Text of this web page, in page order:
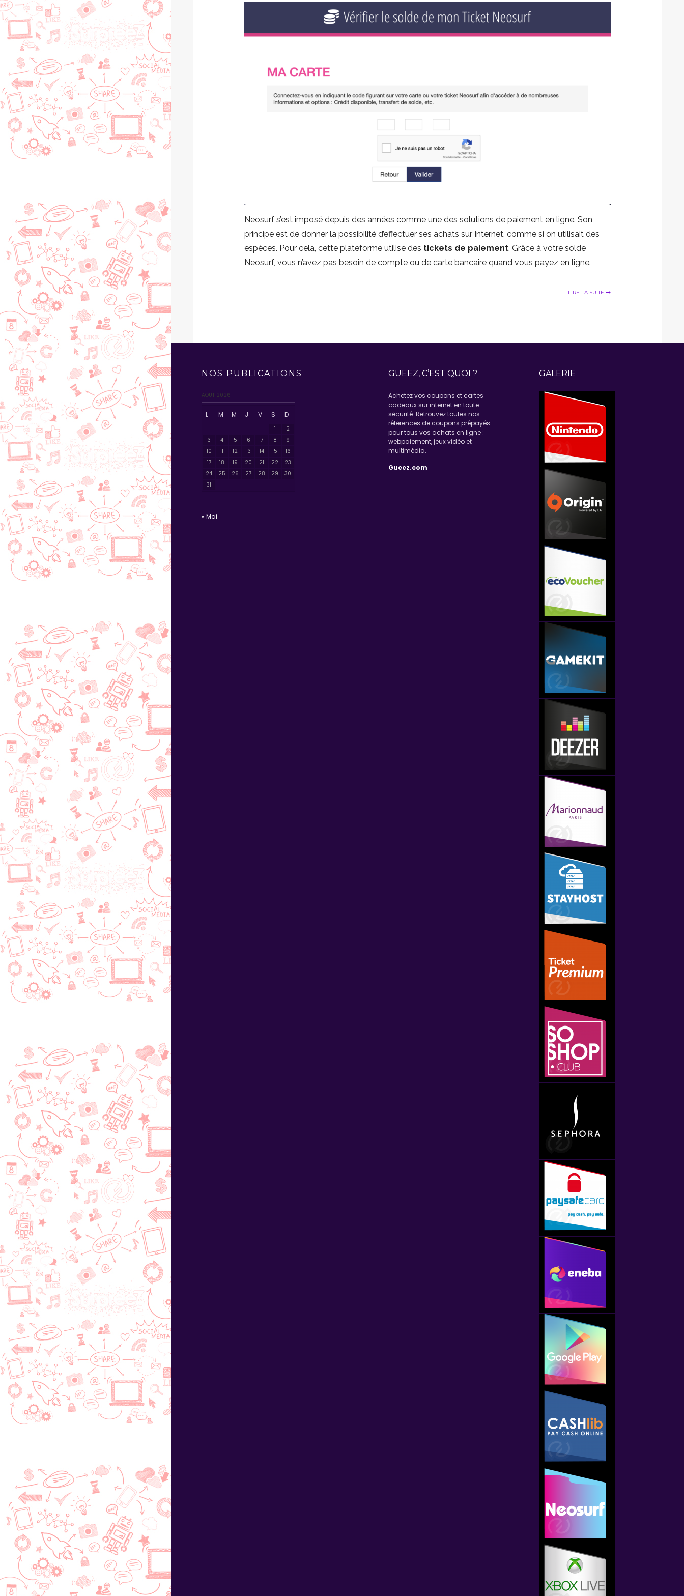
Neosurf s’est imposé depuis des années comme une des solutions de paiement en ligne. Son
principe est de donner la possibilité d’effectuer ses achats sur Internet, comme si on utilisait des
espèces. Pour cela, cette plateforme utilise des tickets de paiement. Grâce à votre solde
Neosurf, vous n’avez pas besoin de compte ou de carte bancaire quand vous payez en ligne.
LIRE LA SUITE
NOS PUBLICATIONS
AOÛT 2026
L M M J V S D
1
2
3
4 5 6 7 8
9
10
11 12 13 14 15
16
17
18 19 20 21 22
23
24
25 26 27 28 29
30
31
« Mai
GUEEZ, C’EST QUOI ?
Achetez vos coupons et cartes
cadeaux sur internet en toute
sécurité. Retrouvez toutes nos
références de coupons prépayés
pour tous vos achats en ligne :
webpaiement, jeux vidéo et
multimédia.
Gueez.com
GALERIE